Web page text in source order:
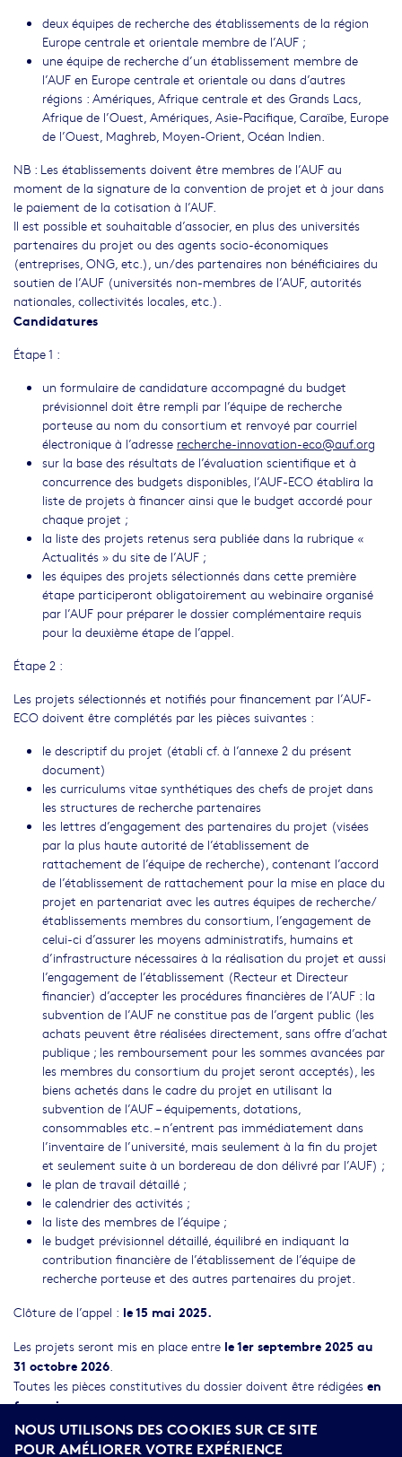
deux équipes de recherche des établissements de la région
Europe centrale et orientale membre de l’AUF ;
une équipe de recherche d’un établissement membre de
l’AUF en Europe centrale et orientale ou dans d’autres
régions : Amériques, Afrique centrale et des Grands Lacs,
Afrique de l’Ouest, Amériques, Asie-Pacifique, Caraïbe, Europe
de l’Ouest, Maghreb, Moyen-Orient, Océan Indien.
NB : Les établissements doivent être membres de l’AUF au
moment de la signature de la convention de projet et à jour dans
le paiement de la cotisation à l’AUF.
Il est possible et souhaitable d’associer, en plus des universités
partenaires du projet ou des agents socio-économiques
(entreprises, ONG, etc.), un/des partenaires non bénéficiaires du
soutien de l’AUF (universités non-membres de l’AUF, autorités
nationales, collectivités locales, etc.).
Candidatures
Étape 1 :
un formulaire de candidature accompagné du budget
prévisionnel doit être rempli par l’équipe de recherche
porteuse au nom du consortium et renvoyé par courriel
électronique à l’adresse recherche-innovation-eco@auf.org
sur la base des résultats de l’évaluation scientifique et à
concurrence des budgets disponibles, l’AUF-ECO établira la
liste de projets à financer ainsi que le budget accordé pour
chaque projet ;
la liste des projets retenus sera publiée dans la rubrique «
Actualités » du site de l’AUF ;
les équipes des projets sélectionnés dans cette première
étape participeront obligatoirement au webinaire organisé
par l’AUF pour préparer le dossier complémentaire requis
pour la deuxième étape de l’appel.
Étape 2 :
Les projets sélectionnés et notifiés pour financement par l’AUF-
ECO doivent être complétés par les pièces suivantes :
le descriptif du projet (établi cf. à l’annexe 2 du présent
document)
les curriculums vitae synthétiques des chefs de projet dans
les structures de recherche partenaires
les lettres d’engagement des partenaires du projet (visées
par la plus haute autorité de l’établissement de
rattachement de l’équipe de recherche), contenant l’accord
de l’établissement de rattachement pour la mise en place du
projet en partenariat avec les autres équipes de recherche/
établissements membres du consortium, l’engagement de
celui-ci d’assurer les moyens administratifs, humains et
d’infrastructure nécessaires à la réalisation du projet et aussi
l’engagement de l’établissement (Recteur et Directeur
financier) d’accepter les procédures financières de l’AUF : la
subvention de l’AUF ne constitue pas de l’argent public (les
achats peuvent être réalisées directement, sans offre d’achat
publique ; les remboursement pour les sommes avancées par
les membres du consortium du projet seront acceptés), les
biens achetés dans le cadre du projet en utilisant la
subvention de l’AUF – équipements, dotations,
consommables etc. – n’entrent pas immédiatement dans
l’inventaire de l’université, mais seulement à la fin du projet
et seulement suite à un bordereau de don délivré par l’AUF) ;
le plan de travail détaillé ;
le calendrier des activités ;
la liste des membres de l’équipe ;
le budget prévisionnel détaillé, équilibré en indiquant la
contribution financière de l’établissement de l’équipe de
recherche porteuse et des autres partenaires du projet.
Clôture de l’appel : le 15 mai 2025.
Les projets seront mis en place entre le 1er septembre 2025 au
31 octobre 2026.
Toutes les pièces constitutives du dossier doivent être rédigées en
français.
Contact : recherche-innovation-eco@auf.org
NOUS UTILISONS DES COOKIES SUR CE SITE
POUR AMÉLIORER VOTRE EXPÉRIENCE